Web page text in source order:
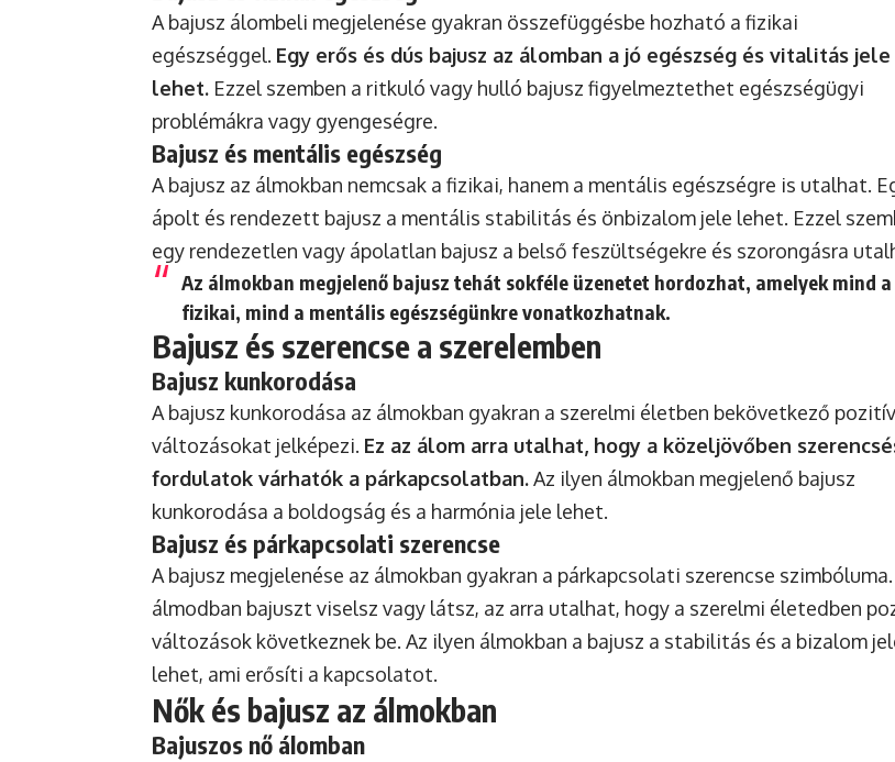
A bajusz álombeli megjelenése gyakran összefüggésbe hozható a fizikai
egészséggel. Egy erős és dús bajusz az álomban a jó egészség és vitalitás jele
lehet. Ezzel szemben a ritkuló vagy hulló bajusz figyelmeztethet egészségügyi
problémákra vagy gyengeségre.
Bajusz és mentális egészség
A bajusz az álmokban nemcsak a fizikai, hanem a mentális egészségre is utalhat.
ápolt és rendezett bajusz a mentális stabilitás és önbizalom jele lehet. Ezzel
egy rendezetlen vagy ápolatlan bajusz a belső feszültségekre és szorongásra
Az álmokban megjelenő bajusz tehát sokféle üzenetet hordozhat, amelyek mind a
fizikai, mind a mentális egészségünkre vonatkozhatnak.
Bajusz és szerencse a szerelemben
Bajusz kunkorodása
A bajusz kunkorodása az álmokban gyakran a szerelmi életben bekövetkező pozitív
változásokat jelképezi. Ez az álom arra utalhat, hogy a közeljövőben
fordulatok várhatók a párkapcsolatban.Az ilyen álmokban megjelenő bajusz
kunkorodása a boldogság és a harmónia jele lehet.
Bajusz és párkapcsolati szerencse
A bajusz megjelenése az álmokban gyakran a párkapcsolati szerencse
álmodban bajuszt viselsz vagy látsz, az arra utalhat, hogy a szerelmi életedben
változások következnek be. Az ilyen álmokban a bajusz a stabilitás és a bizalom
lehet, ami erősíti a kapcsolatot.
Nők és bajusz az álmokban
Bajuszos nő álomban